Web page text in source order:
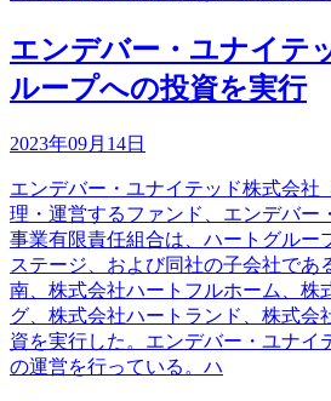
エンデバー・ユナイテ
ループへの投資を実行
2023年09月14日
エンデバー・ユナイテッド株式会社
理・運営するファンド、エンデバー
事業有限責任組合は、ハートグルー
ステージ、および同社の子会社であ
南、株式会社ハートフルホーム、株
グ、株式会社ハートランド、株式会
資を実行した。エンデバー・ユナイ
の運営を行っている。ハ